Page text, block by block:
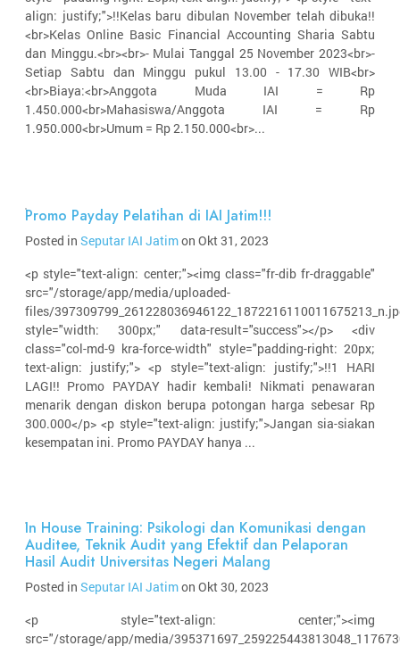
align: justify;">!!Kelas baru dibulan November telah dibuka!!
<br>Kelas Online Basic Financial Accounting Sharia Sabtu
dan Minggu.<br><br>- Mulai Tanggal 25 November 2023<br>-
Setiap Sabtu dan Minggu pukul 13.00 - 17.30 WIB<br>
<br>Biaya:<br>Anggota Muda IAI = Rp
1.450.000<br>Mahasiswa/Anggota IAI = Rp
1.950.000<br>Umum = Rp 2.150.000<br>...
Promo Payday Pelatihan di IAI Jatim!!!
Posted in Seputar IAI Jatimon Okt 31, 2023
<p style="text-align: center;"><img class="fr-dib fr-draggable"
src="/storage/app/media/uploaded-
files/
style="width: 300px;" data-result="success"></p> <div
class="col-md-9 kra-force-width" style="padding-right: 20px;
text-align: justify;"> <p style="text-align: justify;">!!1 HARI
LAGI!! Promo PAYDAY hadir kembali! Nikmati penawaran
menarik dengan diskon berupa potongan harga sebesar Rp
300.000</p> <p style="text-align: justify;">Jangan sia-siakan
kesempatan ini. Promo PAYDAY hanya ...
In House Training: Psikologi dan Komunikasi dengan
Auditee, Teknik Audit yang Efektif dan Pelaporan
Hasil Audit Universitas Negeri Malang
Posted in Seputar IAI Jatimon Okt 30, 2023
<p style="text-align: center;"><img
src="/storage/app/media/